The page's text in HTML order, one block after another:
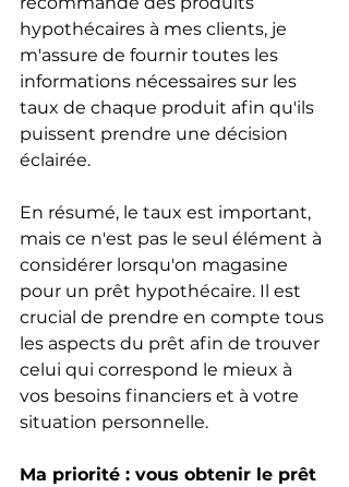
hypothécaires à mes clients, je
m'assure de fournir toutes les
informations nécessaires sur les
taux de chaque produit afin qu'ils
puissent prendre une décision
éclairée.
En résumé, le taux est important,
mais ce n'est pas le seul élément à
considérer lorsqu'on magasine
pour un prêt hypothécaire. Il est
crucial de prendre en compte tous
les aspects du prêt afin de trouver
celui qui correspond le mieux à
vos besoins financiers et à votre
situation personnelle.
Ma priorité : vous obtenir le prêt